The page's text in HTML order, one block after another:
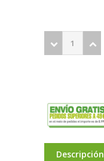
Descripción